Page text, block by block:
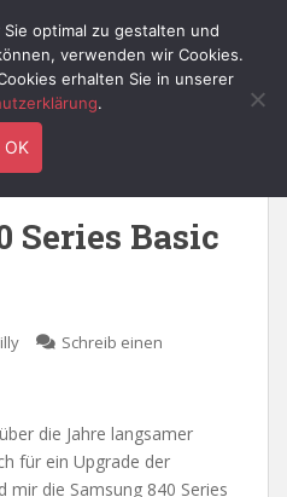
Series Basic
Schreib einen
die Jahre langsamer
für ein Upgrade der
mir die Samsung 840 Series
optimal zu gestalten und
verwenden wir Cookies.
erhalten Sie in unserer
.
OK